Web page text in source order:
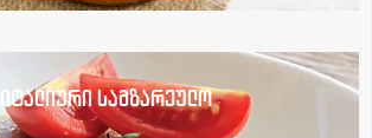
იტალიური სამზარეულო